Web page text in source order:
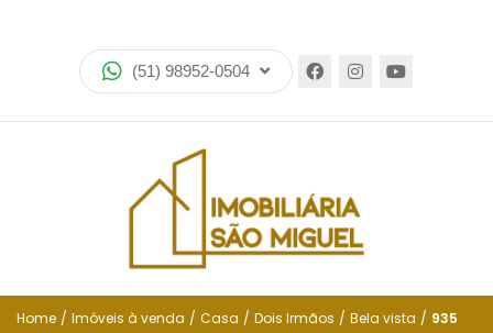
(51) 98952-0504
Imóveis
Encomende seu imóvel
Financiamento
Home / Imóveis à venda / Casa / Dois Irmãos / Bela vista / 935